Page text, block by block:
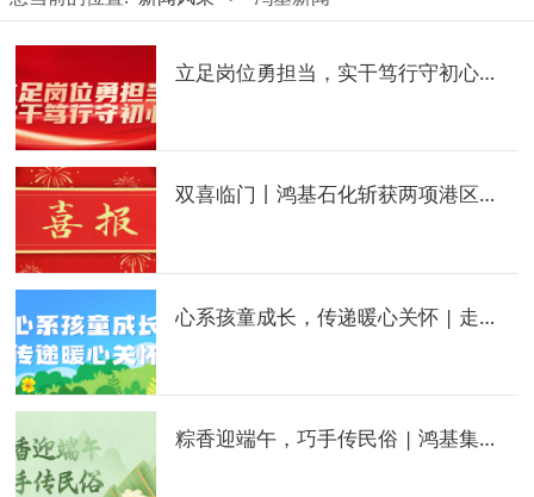
立足岗位勇担当，实干笃行守初心｜先进事迹风采——梁博
双喜临门丨鸿基石化斩获两项港区党建荣誉
心系孩童成长，传递暖心关怀 | 走访鸿基幼儿园
粽香迎端午，巧手传民俗 | 鸿基集团端午节活动